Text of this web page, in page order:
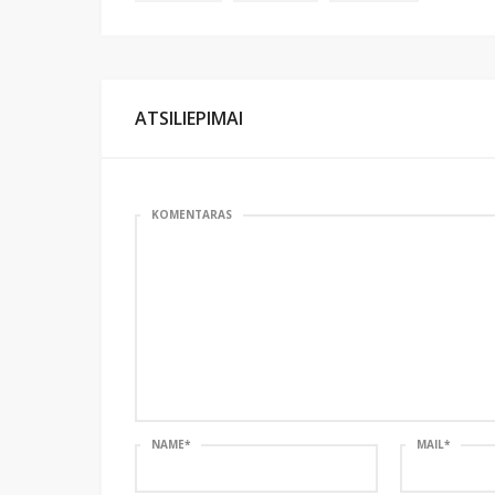
ATSILIEPIMAI
KOMENTARAS
NAME* MAIL*